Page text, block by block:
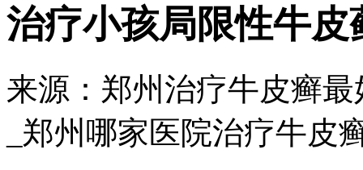
治疗小孩局限性牛皮
来源：郑州治疗牛皮癣
_郑州哪家医院治疗牛皮